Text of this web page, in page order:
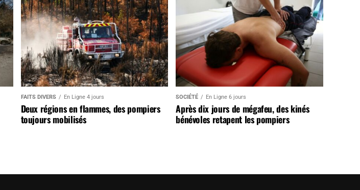
FAITS DIVERS En Ligne 4 jours
Deux régions en flammes, des pompiers
toujours mobilisés
SOCIÉTÉ En Ligne 6 jours
Après dix jours de mégafeu, des kinés
bénévoles retapent les pompiers